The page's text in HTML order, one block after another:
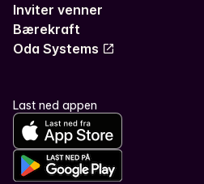
Inviter venner
Bærekraft
Oda Systems
Last ned appen